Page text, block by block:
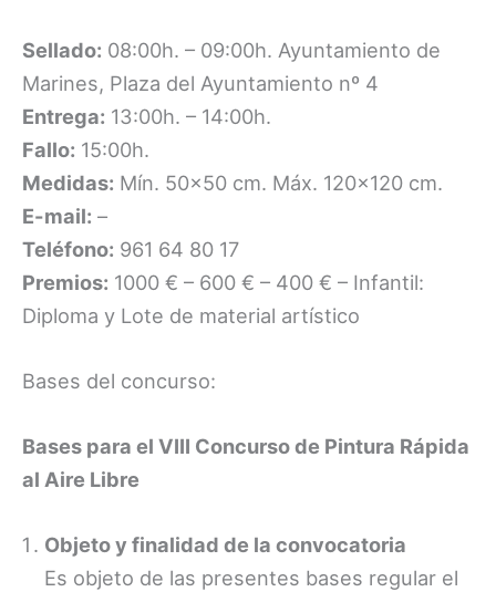
Sellado: 08:00h. – 09:00h. Ayuntamiento de
Marines, Plaza del Ayuntamiento nº 4
Entrega: 13:00h. – 14:00h.
Fallo: 15:00h.
Medidas: Mín. 50×50 cm. Máx. 120×120 cm.
E-mail: –
Teléfono: 961 64 80 17
Premios: 1000 € – 600 € – 400 € – Infantil:
Diploma y Lote de material artístico
Bases del concurso:
Bases para el VIII Concurso de Pintura Rápida
al Aire Libre
Objeto y finalidad de la convocatoria
Es objeto de las presentes bases regular el